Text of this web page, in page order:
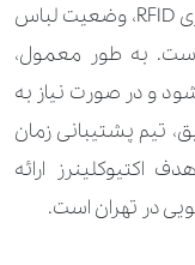
100.000 تومان
420.000 تومان
560.000 تومان
‌صورت دیجیتال ثبت شده و از طریق فناوری RFID، وضعیت لباس
به‌ طور معمول،
انجام می‌شود و در صورت نیاز به
تیم پشتیبانی زمان
اکتیوکلینرز ارائه
در تهران است.